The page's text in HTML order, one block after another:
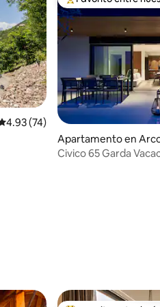
promedio: 4.93 de 5,
4.93 (74)
Favorito entre
Apartamento en
Civico 65 Garda